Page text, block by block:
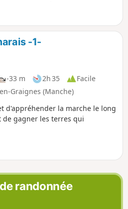
plages. Au départ ou à
visite de l’église.
-1-
-33 m 2h 35
Facile
Graignes (Manche)
d'appréhender la marche le long
gagner les terres qui
randonnée